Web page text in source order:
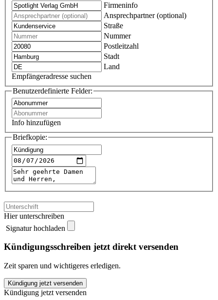
Firmeninfo
Ansprechpartner (optional)
Straße
Nummer
Postleitzahl
Stadt
Land
Empfängeradresse suchen
Benutzerdefinierte Felder:
Info hinzufügen
Briefkopie:
Hier unterschreiben
Signatur hochladen
Kündigungsschreiben jetzt direkt versenden
Zeit sparen und wichtigeres erledigen.
Deutsch
perfekt
Kündigung jetzt versenden
Kündigung jetzt versenden